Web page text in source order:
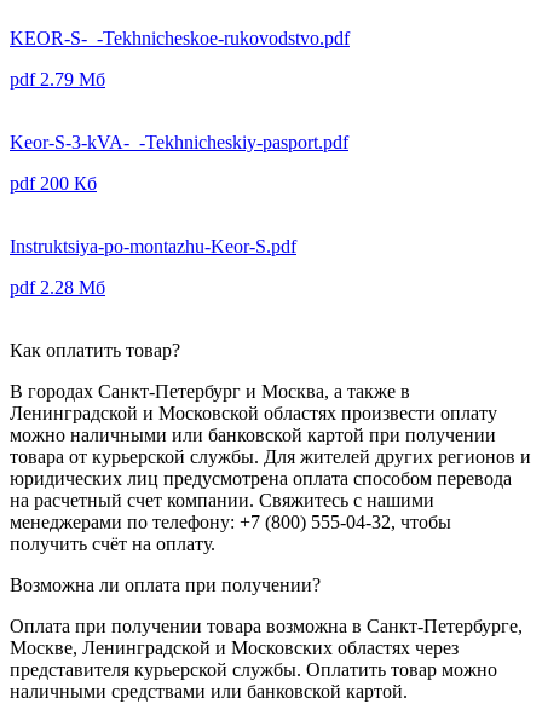
KEOR-S-_-Tekhnicheskoe-rukovodstvo.pdf
pdf 2.79 Мб
Keor-S-3-kVA-_-Tekhnicheskiy-pasport.pdf
pdf 200 Кб
Instruktsiya-po-montazhu-Keor-S.pdf
pdf 2.28 Мб
Как оплатить товар?
В городах Санкт-Петербург и Москва, а также в
Ленинградской и Московской областях произвести оплату
можно наличными или банковской картой при получении
товара от курьерской службы. Для жителей других регионов и
юридических лиц предусмотрена оплата способом перевода
на расчетный счет компании. Свяжитесь с нашими
менеджерами по телефону: +7 (800) 555-04-32, чтобы
получить счёт на оплату.
Возможна ли оплата при получении?
Оплата при получении товара возможна в Санкт-Петербурге,
Москве, Ленинградской и Московских областях через
представителя курьерской службы. Оплатить товар можно
наличными средствами или банковской картой.